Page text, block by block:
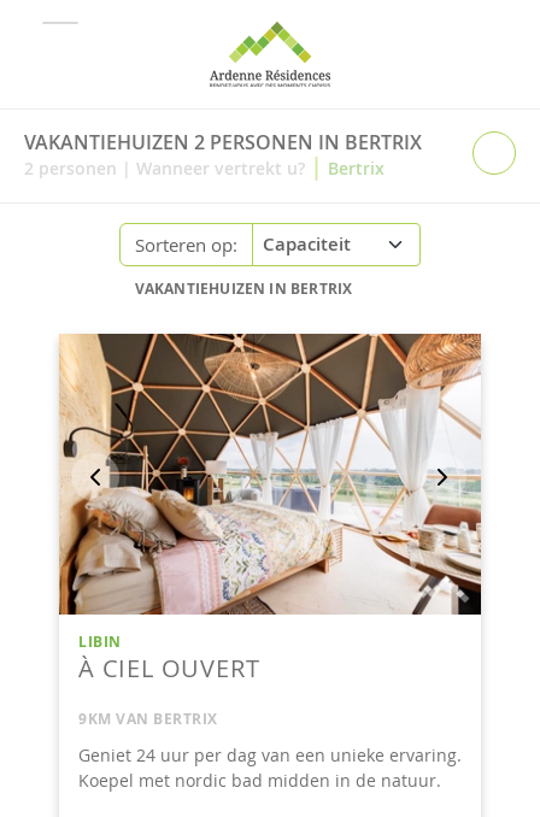
VAKANTIEHUIZEN 2 PERSONEN IN BERTRIX
2 personen | Wanneer vertrekt u? | Bertrix
Sorteren op:
VAKANTIEHUIZEN IN BERTRIX